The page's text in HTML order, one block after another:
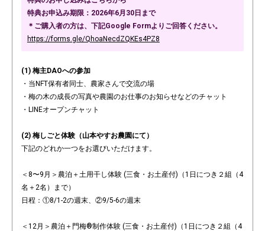
特典お申込み期限：2026年6月30日まで
＊ご購入者の方は、下記Google Formよりご回答ください。
https://forms.gle/QhoaNecdZQKEs4PZ8
(1) 梅主DAOへの参加
・当NFT保有者同士、農家さんで交流の場
・梅の木の成長の写真や農園のお仕事のお知らせなどのチャット
・LINEオープンチャット
(2) 梅しごと体験（山本やすお農園にて）
下記のどれか一つをお選びいただけます。
＜8〜9月＞農泊＋土用干し体験 (三食・お土産付)（1日につき２組（4
名＋2名）まで）
日程：①8/1-2の週末、②9/5-6の週末
＜12月＞農泊＋門梅®制作体験 (三食・お土産付)（1日につき２組（4